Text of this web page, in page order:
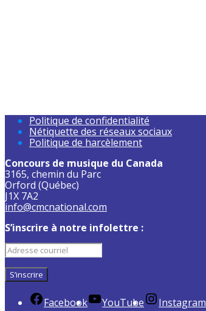
Politique de confidentialité
Nétiquette des réseaux sociaux
Politique de harcèlement
Concours de musique du Canada
3165, chemin du Parc
Orford (Québec)
J1X 7A2
info@cmcnational.com
S’inscrire à notre infolettre :
Facebook YouTube Instagram